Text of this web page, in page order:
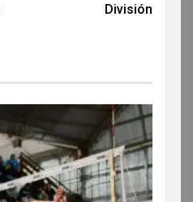
División